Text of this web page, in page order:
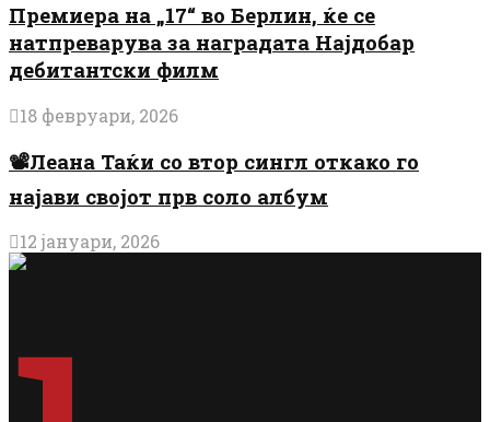
Премиера на „17“ во Берлин, ќе се
натпреварува за наградата Најдобар
дебитантски филм
18 февруари, 2026
📽️Леана Таќи со втор сингл откако го
најави својот прв соло албум
12 јануари, 2026